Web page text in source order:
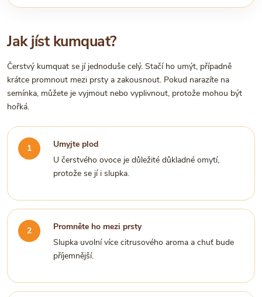
Jak jíst kumquat?
Čerstvý kumquat se jí jednoduše celý. Stačí ho umýt, případně
krátce promnout mezi prsty a zakousnout. Pokud narazíte na
semínka, můžete je vyjmout nebo vyplivnout, protože mohou být
hořká.
Umyjte plod
U čerstvého ovoce je důležité důkladné omytí,
protože se jí i slupka.
Promněte ho mezi prsty
Slupka uvolní více citrusového aroma a chuť bude
příjemnější.